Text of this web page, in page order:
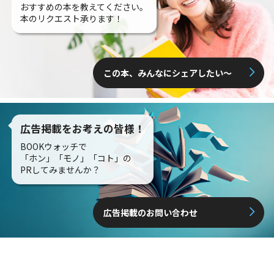
おすすめの本を教えてください。
本のリクエスト承ります！
この本、みんなにシェアしたい〜
広告掲載をお考えの皆様！
BOOKウォッチで
「ホン」「モノ」「コト」の
PRしてみませんか？
広告掲載のお問い合わせ